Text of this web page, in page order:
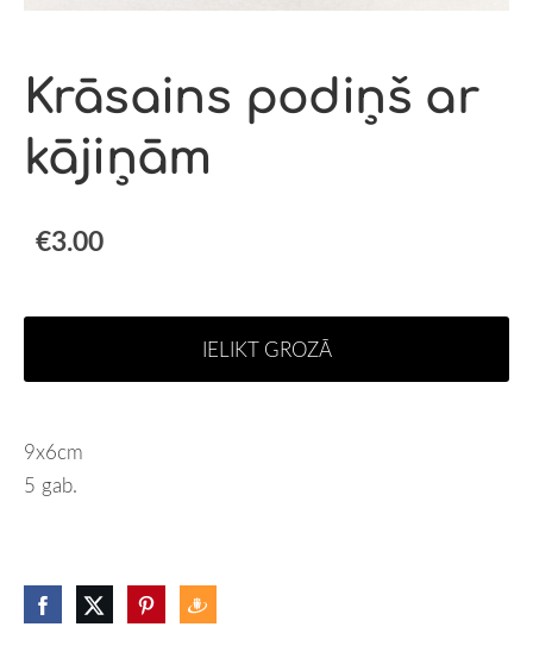
Krāsains podiņš ar
kājiņām
€3.00
IELIKT GROZĀ
9x6cm
5 gab.